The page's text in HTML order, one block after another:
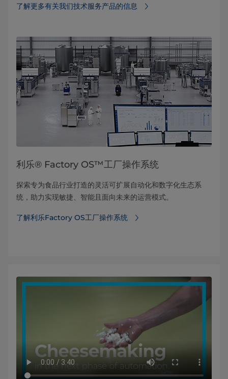
了解更多有关我们技术服务产品的信息
利乐® Factory OS™工厂操作系统
探索专为食品行业打造的灵活可扩展自动化和数字化生态系
统，助力实现敏捷、智能且面向未来的运营模式。
了解利乐Factory OS工厂操作系统